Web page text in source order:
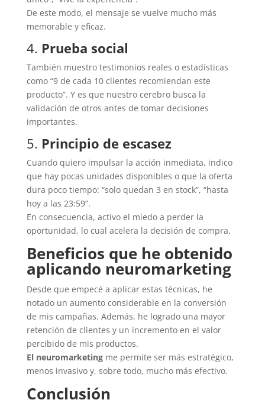
De este modo, el mensaje se vuelve mucho más
memorable y eficaz.
4. Prueba social
También muestro testimonios reales o estadísticas
como “9 de cada 10 clientes recomiendan este
producto”. Y es que nuestro cerebro busca la
validación de otros antes de tomar decisiones
importantes.
5. Principio de escasez
Cuando quiero impulsar la acción inmediata, indico
que hay pocas unidades disponibles o que la oferta
dura poco tiempo: “solo quedan 3 en stock”, “hasta
hoy a las 23:59”.
En consecuencia, activo el miedo a perder la
oportunidad, lo cual acelera la decisión de compra.
Beneficios que he obtenido
aplicando neuromarketing
Desde que empecé a aplicar estas técnicas, he
notado un aumento considerable en la conversión
de mis campañas. Además, he logrado una mayor
retención de clientes y un incremento en el valor
percibido de mis productos.
El neuromarketingme permite ser más estratégico,
menos invasivo y, sobre todo, mucho más efectivo.
Conclusión